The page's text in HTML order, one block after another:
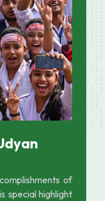
of
special highlight